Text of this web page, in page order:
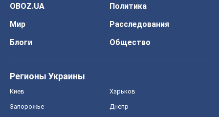
OBOZ.UA
Политика
Мир
Расследования
Блоги
Общество
Регионы Украины
Киев Харьков
Запорожье Днепр